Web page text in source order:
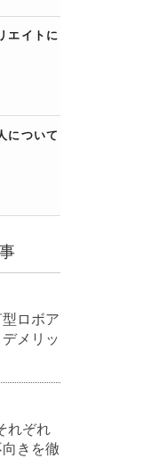
エイトに
について
ロボア
メリッ
れぞれ
きを徹